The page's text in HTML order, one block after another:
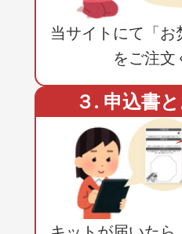
当サイトにて「お
をご注文
３. 申込書